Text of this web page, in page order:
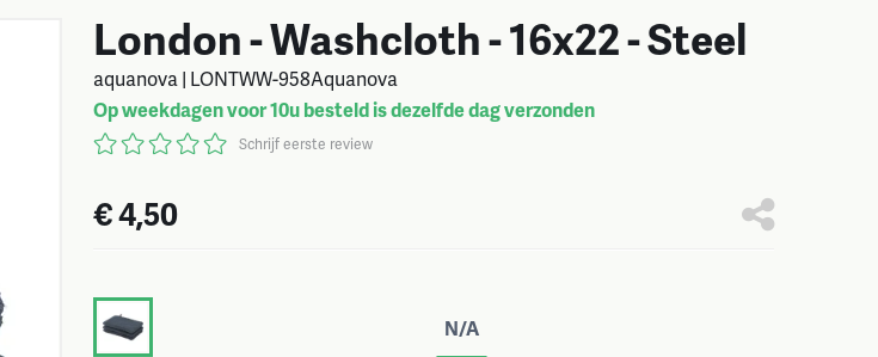
London - Washcloth - 16x22 - Steel
aquanova | LONTWW-958Aquanova
Op weekdagen voor 10u besteld is dezelfde dag verzonden
Schrijf eerste review
€ 4,50
N/A